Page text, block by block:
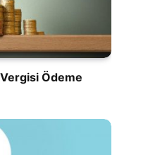
Ödeme